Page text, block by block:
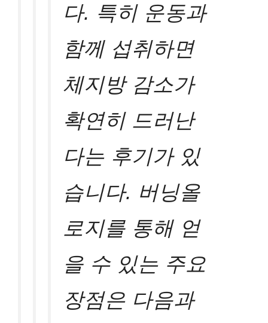
다. 특히 운동과
함께 섭취하면
체지방 감소가
확연히 드러난
다는 후기가 있
습니다. 버닝올
로지를 통해 얻
을 수 있는 주요
장점은 다음과